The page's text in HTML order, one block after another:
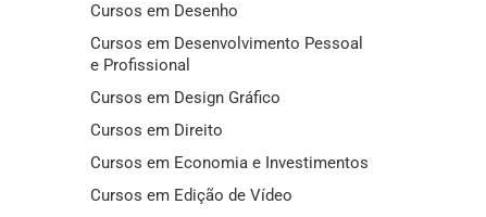
Cursos em Desenho
Cursos em Desenvolvimento Pessoal
e Profissional
Cursos em Design Gráfico
Cursos em Direito
Cursos em Economia e Investimentos
Cursos em Edição de Vídeo